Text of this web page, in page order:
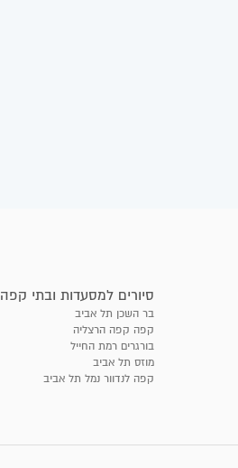
סיורים למסעדות ובתי קפה
בר השכן תל אביב
קפה קפה הרצליה
בורגרים רמת החייל
מוזס תל אביב
קפה לנדוור נמל תל אביב